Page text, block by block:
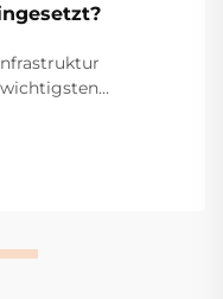
wichtigsten
jetzt Ihre